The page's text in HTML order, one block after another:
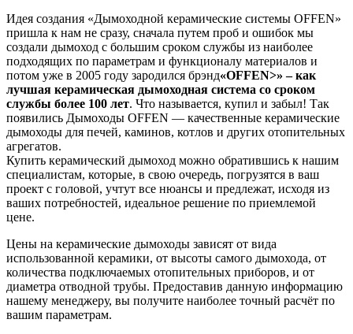
Идея создания «Дымоходной керамические системы OFFEN»
пришла к нам не сразу, сначала путем проб и ошибок мы
создали дымоход с большим сроком службы из наиболее
подходящих по параметрам и функционалу материалов и
потом уже в 2005 году зародился брэнд«OFFEN>» – как
лучшая керамическая дымоходная система со сроком
службы более 100 лет. Что называется, купил и забыл! Так
появились Дымоходы OFFEN — качественные керамические
дымоходы для печей, каминов, котлов и других отопительных
агрегатов.
Купить керамический дымоход можно обратившись к нашим
специалистам, которые, в свою очередь, погрузятся в ваш
проект с головой, учтут все нюансы и предлежат, исходя из
ваших потребностей, идеальное решение по приемлемой
цене.
Цены на керамические дымоходы зависят от вида
использованной керамики, от высоты самого дымохода, от
количества подключаемых отопительных приборов, и от
диаметра отводной трубы. Предоставив данную информацию
нашему менеджеру, вы получите наиболее точный расчёт по
вашим параметрам.